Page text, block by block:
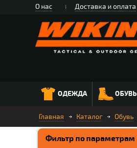
О нас Доставка и оплата
ОДЕЖДА ОБУВЬ
Главная Каталог Обувь
Фильтр по параметрам